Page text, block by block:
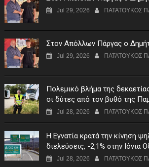
Jul 29, 2026 ΠΑΤΑΤΟΥΚΟΣ
Στον Απόλλων Πάργας ο
Jul 29, 2026 ΠΑΤΑΤΟΥΚΟΣ
Πολεμικό βλήμα της
οι δύτες από τον βυθό της
Jul 28, 2026 ΠΑΤΑΤΟΥΚΟΣ
Η Εγνατία κρατά την κίνηση
διελεύσεις, -2,1% στην Ιόνια
Jul 28, 2026 ΠΑΤΑΤΟΥΚΟΣ